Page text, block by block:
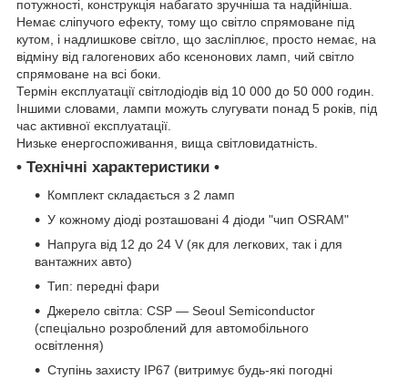
потужності, конструкція набагато зручніша та надійніша.
Немає сліпучого ефекту, тому що світло спрямоване під
кутом, і надлишкове світло, що засліплює, просто немає, на
відміну від галогенових або ксенонових ламп, чий світло
спрямоване на всі боки.
Термін експлуатації світлодіодів від 10 000 до 50 000 годин.
Іншими словами, лампи можуть слугувати понад 5 років, під
час активної експлуатації.
Низьке енергоспоживання, вища світловидатність.
• Технічні характеристики •
Комплект складається з 2 ламп
У кожному діоді розташовані 4 діоди "чип OSRAM"
Напруга від 12 до 24 V (як для легкових, так і для
вантажних авто)
Тип: передні фари
Джерело світла: CSP — Seoul Semiconductor
(спеціально розроблений для автомобільного
освітлення)
Ступінь захисту IP67 (витримує будь-які погодні